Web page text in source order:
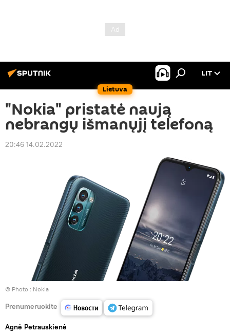
Lietuva
LIT
"Nokia" pristatė naują
nebrangų išmanųjį telefoną
20:46 14.02.2022
© Photo : Nokia
Prenumeruokite
Agnė Petrauskienė